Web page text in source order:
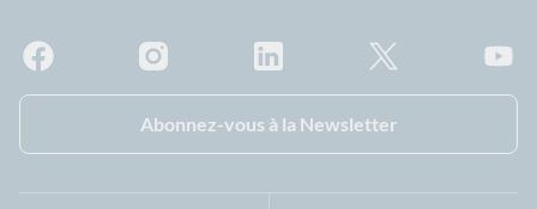
Abonnez-vous à la Newsletter